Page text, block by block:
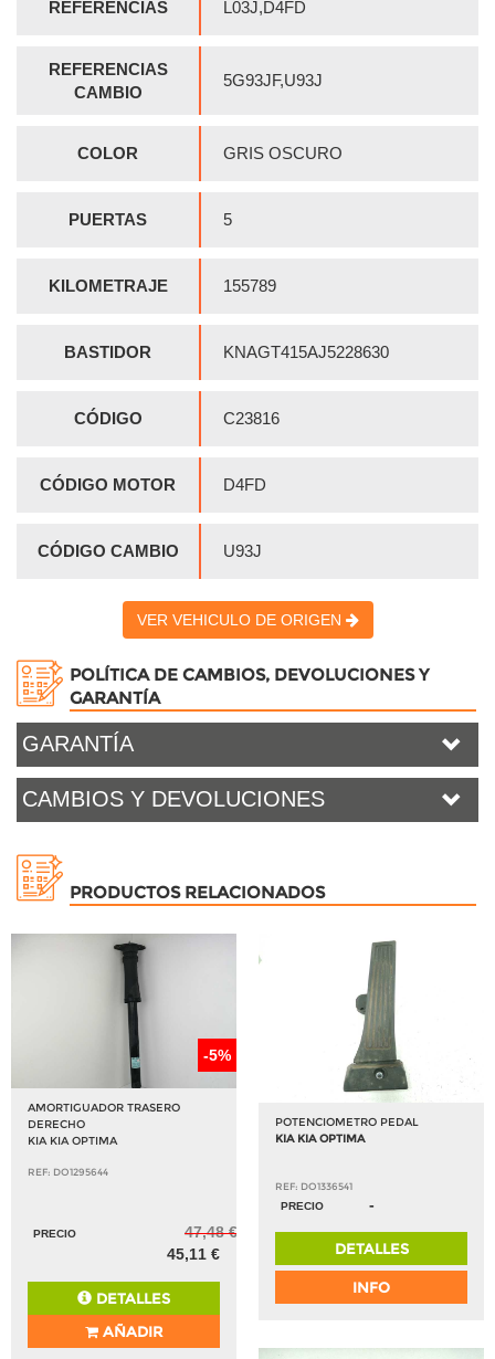
REFERENCIAS L03J,D4FD
REFERENCIAS
CAMBIO
5G93JF,U93J
COLOR GRIS OSCURO
PUERTAS 5
KILOMETRAJE 155789
BASTIDOR KNAGT415AJ5228630
CÓDIGO C23816
CÓDIGO MOTOR D4FD
CÓDIGO CAMBIO U93J
VER VEHICULO DE ORIGEN
POLÍTICA DE CAMBIOS, DEVOLUCIONES Y
GARANTÍA
GARANTÍA
CAMBIOS Y DEVOLUCIONES
PRODUCTOS RELACIONADOS
-5%
AMORTIGUADOR TRASERO
DERECHO
KIA KIA OPTIMA
REF: DO1295644
PRECIO
47,48 €
45,11 €
DETALLES
AÑADIR
POTENCIOMETRO PEDAL
KIA KIA OPTIMA
REF: DO1336541
PRECIO
-
DETALLES
INFO